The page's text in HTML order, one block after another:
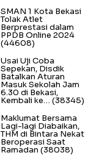
SMAN 1 Kota Bekasi
Tolak Atlet
Berprestasi dalam
PPDB Online 2024
(44608)
Usai Uji Coba
Sepekan, Disdik
Batalkan Aturan
Masuk Sekolah Jam
6.30 di Bekasi,
Kembali ke… (38345)
Maklumat Bersama
Lagi-lagi Diabaikan,
THM di Bintara Nekat
Beroperasi Saat
Ramadan (38038)